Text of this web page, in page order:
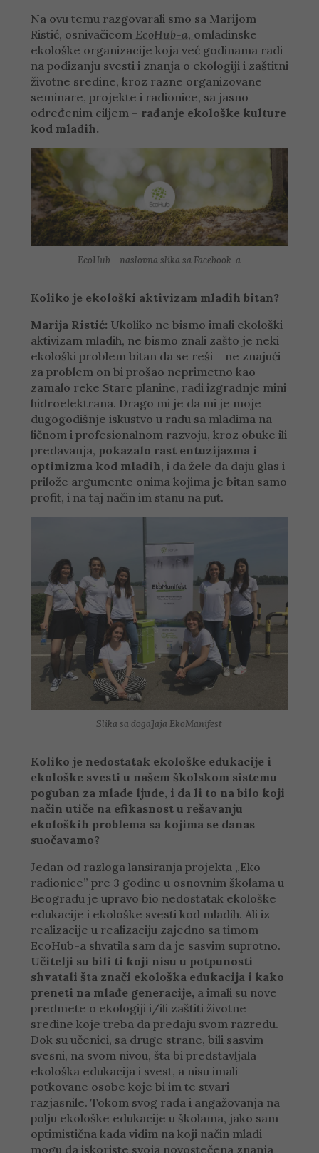
Na ovu temu razgovarali smo sa Marijom
Ristić, osnivačicom EcoHub-a, omladinske
ekološke organizacije koja već godinama radi
na podizanju svesti i znanja o ekologiji i zaštitni
životne sredine, kroz razne organizovane
seminare, projekte i radionice, sa jasno
određenim ciljem – rađanje ekološke kulture
kod mladih.
EcoHub – naslovna slika sa Facebook-a
Koliko je ekološki aktivizam mladih bitan?
Marija Ristić: Ukoliko ne bismo imali ekološki
aktivizam mladih, ne bismo znali zašto je neki
ekološki problem bitan da se reši – ne znajući
za problem on bi prošao neprimetno kao
zamalo reke Stare planine, radi izgradnje mini
hidroelektrana. Drago mi je da mi je moje
dugogodišnje iskustvo u radu sa mladima na
ličnom i profesionalnom razvoju, kroz obuke ili
predavanja, pokazalo rast entuzijazma i
optimizma kod mladih, i da žele da daju glas i
prilože argumente onima kojima je bitan samo
profit, i na taj način im stanu na put.
Slika sa doga]aja EkoManifest
Koliko je nedostatak ekološke edukacije i
ekološke svesti u našem školskom sistemu
poguban za mlade ljude, i da li to na bilo koji
način utiče na efikasnost u rešavanju
ekoloških problema sa kojima se danas
suočavamo?
Jedan od razloga lansiranja projekta „Eko
radionice” pre 3 godine u osnovnim školama u
Beogradu je upravo bio nedostatak ekološke
edukacije i ekološke svesti kod mladih. Ali iz
realizacije u realizaciju zajedno sa timom
EcoHub-a shvatila sam da je sasvim suprotno.
Učitelji su bili ti koji nisu u potpunosti
shvatali šta znači ekološka edukacija i kako
preneti na mlađe generacije, a imali su nove
predmete o ekologiji i/ili zaštiti životne
sredine koje treba da predaju svom razredu.
Dok su učenici, sa druge strane, bili sasvim
svesni, na svom nivou, šta bi predstavljala
ekološka edukacija i svest, a nisu imali
potkovane osobe koje bi im te stvari
razjasnile. Tokom svog rada i angažovanja na
polju ekološke edukacije u školama, jako sam
optimistična kada vidim na koji način mladi
mogu da iskoriste svoja novostečena znanja